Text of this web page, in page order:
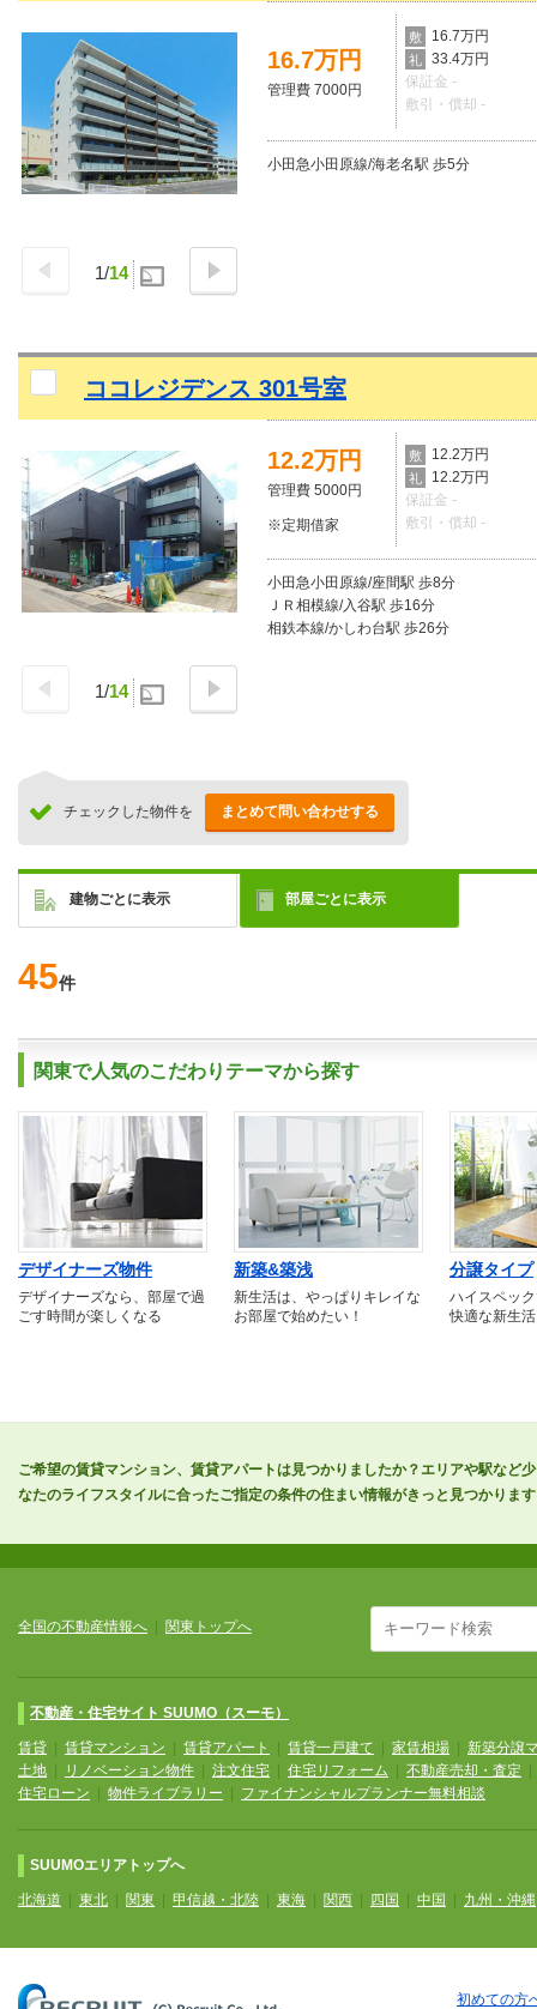
1/14
16.7万円
管理費 7000円
敷 16.7万円
礼
33.4万円
保証金 -
敷引・償却 -
小田急小田原線/海老名駅 歩5分
ココレジデンス 301号室
1/14
12.2万円
管理費 5000円
※定期借家
敷 12.2万円
礼
12.2万円
保証金 -
敷引・償却 -
小田急小田原線/座間駅 歩8分
ＪＲ相模線/入谷駅 歩16分
相鉄本線/かしわ台駅 歩26分
チェックした物件を まとめて問い合わせする
建物ごとに表示 部屋ごとに表示
45件
関東で人気のこだわりテーマから探す
デザイナーズ物件
デザイナーズなら、部屋で過
ごす時間が楽しくなる
新築&築浅
新生活は、やっぱりキレイな
お部屋で始めたい！
分譲タイプ
ハイスペッ
快適な新生
ご希望の賃貸マンション、賃貸アパートは見つかりましたか？エリアや駅など
なたのライフスタイルに合ったご指定の条件の住まい情報がきっと見つかりま
全国の不動産情報へ 関東トップへ
不動産・住宅サイト SUUMO（スーモ）
賃貸 賃貸マンション 賃貸アパート 賃貸一戸建て 家賃相場
新築分譲
土地
リノベーション物件 注文住宅 住宅リフォーム 不動産売却・査定
住宅ローン
物件ライブラリー ファイナンシャルプランナー無料相談
SUUMOエリアトップへ
北海道 東北 関東 甲信越・北陸 東海 関西 四国 中国 九州・沖縄
初めての方